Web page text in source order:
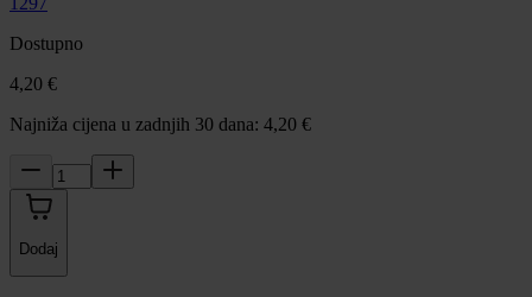
Dostupno
4,20 €
Najniža cijena u zadnjih 30 dana: 4,20 €
Dodaj